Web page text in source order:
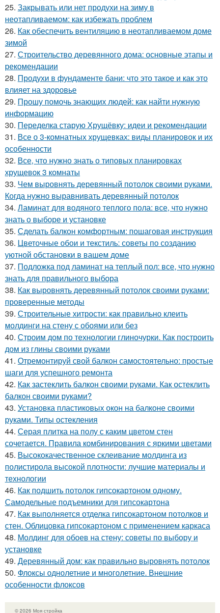
25. Закрывать или нет продухи на зиму в
неотапливаемом: как избежать проблем
26. Как обеспечить вентиляцию в неотапливаемом доме
зимой
27. Строительство деревянного дома: основные этапы и
рекомендации
28. Продухи в фундаменте бани: что это такое и как это
влияет на здоровье
29. Прошу помочь знающих людей: как найти нужную
информацию
30. Переделка старую Хрущёвку: идеи и рекомендации
31. Все о 3-комнатных хрущевках: виды планировок и их
особенности
32. Все, что нужно знать о типовых планировках
хрущевок 3 комнаты
33. Чем выровнять деревянный потолок своими руками.
Когда нужно выравнивать деревянный потолок
34. Ламинат для водяного теплого пола: все, что нужно
знать о выборе и установке
35. Сделать балкон комфортным: пошаговая инструкция
36. Цветочные обои и текстиль: советы по созданию
уютной обстановки в вашем доме
37. Подложка под ламинат на теплый пол: все, что нужно
знать для правильного выбора
38. Как выровнять деревянный потолок своими руками:
проверенные методы
39. Строительные хитрости: как правильно клеить
молдинги на стену с обоями или без
40. Строим дом по технологии глиночурки. Как построить
дом из глины своими руками
41. Отремонтируй свой балкон самостоятельно: простые
шаги для успешного ремонта
42. Как застеклить балкон своими руками. Как остеклить
балкон своими руками?
43. Установка пластиковых окон на балконе своими
руками. Типы остекления
44. Серая плитка на полу с каким цветом стен
сочетается. Правила комбинирования с яркими цветами
45. Высококачественное склеивание молдинга из
полистирола высокой плотности: лучшие материалы и
технологии
46. Как подшить потолок гипсокартоном одному.
Самодельные подъемники для гипсокартона
47. Как выполняется отделка гипсокартоном потолков и
стен. Облицовка гипсокартоном с применением каркаса
48. Молдинг для обоев на стену: советы по выбору и
установке
49. Деревянный дом: как правильно выровнять потолок
50. Флоксы однолетние и многолетние. Внешние
особенности флоксов
© 2026 Моя стройка